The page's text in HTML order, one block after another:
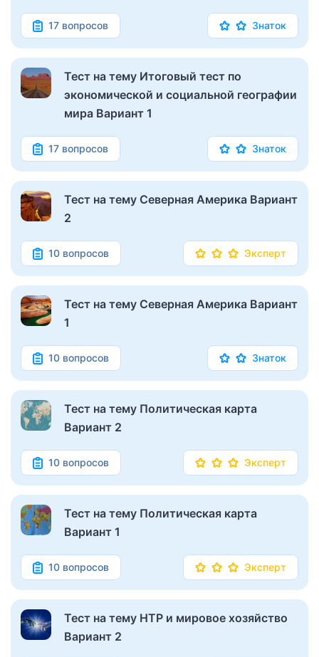
17 вопросов Знаток
Тест на тему Итоговый тест по
экономической и социальной географии
мира Вариант 1
17 вопросов Знаток
Тест на тему Северная Америка Вариант
2
10 вопросов Эксперт
Тест на тему Северная Америка Вариант
1
10 вопросов Знаток
Тест на тему Политическая карта
Вариант 2
10 вопросов Эксперт
Тест на тему Политическая карта
Вариант 1
10 вопросов Эксперт
Тест на тему НТР и мировое хозяйство
Вариант 2